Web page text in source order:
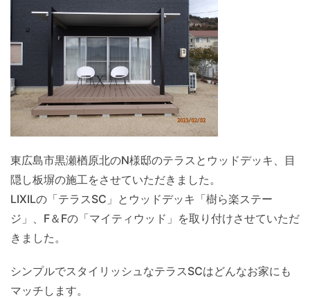
東広島市黒瀬楢原北のN様邸のテラスとウッドデッキ、目
隠し板塀の施工をさせていただきました。
LIXILの「テラスSC」とウッドデッキ「樹ら楽ステー
ジ」、F＆Fの「マイティウッド」を取り付けさせていただ
きました。
シンプルでスタイリッシュなテラスSCはどんなお家にも
マッチします。